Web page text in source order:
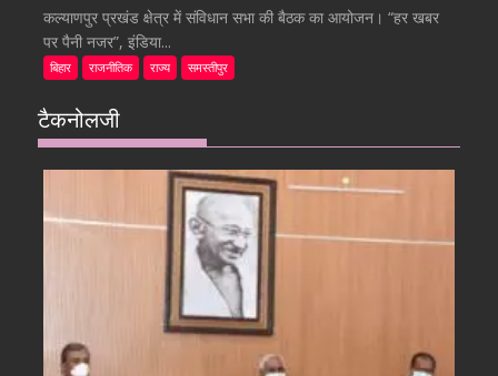
कल्याणपुर प्रखंड क्षेत्र में संविधान सभा की बैठक का आयोजन। “हर खबर
पर पैनी नजर”, इंडिया...
बिहार राजनीतिक राज्य समस्तीपुर
टैकनोलजी